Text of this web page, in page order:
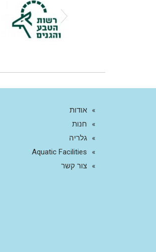
אודות
חנות
גלריה
Aquatic Facilities
צור קשר